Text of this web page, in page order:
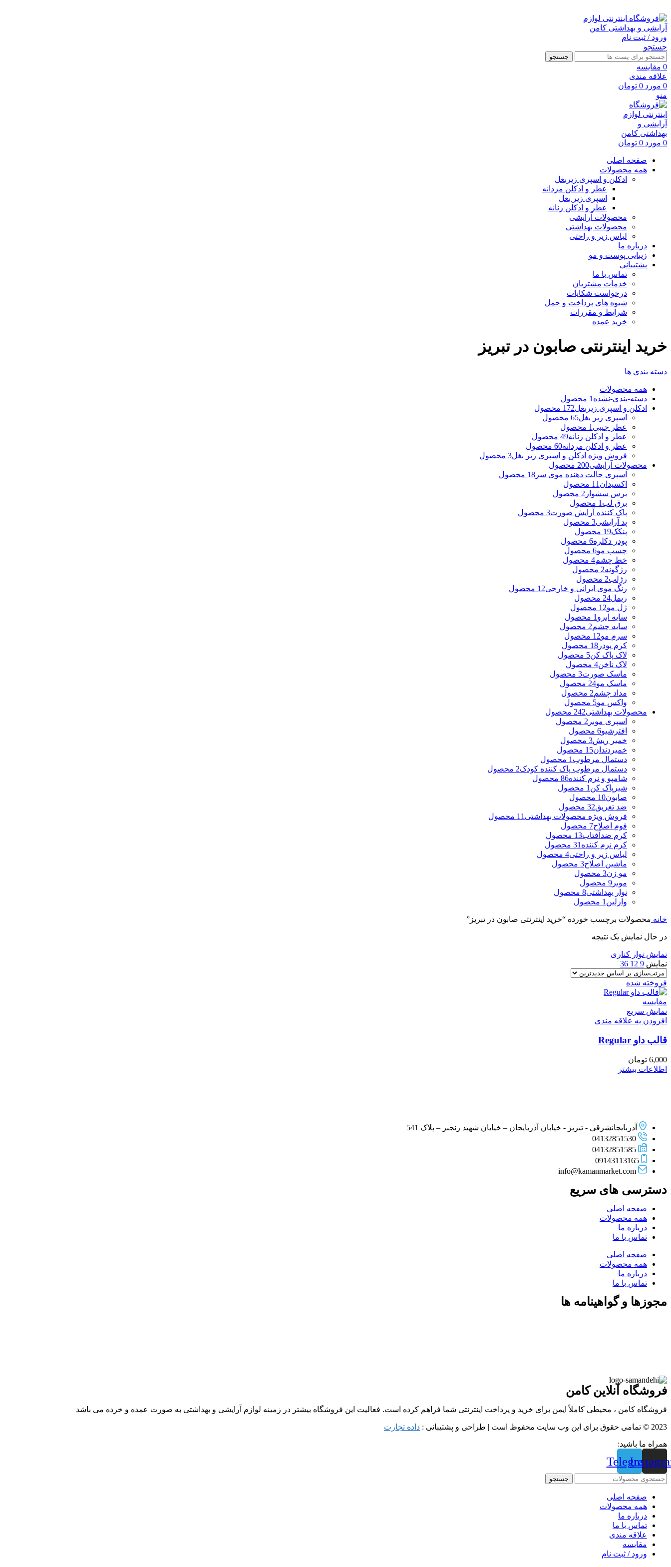
ورود / ثبت نام
جستجو
جستجو
0 مقايسه
علاقه مندی
0 مورد 0 تومان
منو
0 مورد 0 تومان
صفحه اصلی
همه محصولات
ادکلن و اسپری زیربغل
عطر و ادکلن مردانه
اسپری زیر بغل
عطر و ادکلن زنانه
محصولات آرایشی
محصولات بهداشتی
لباس زیر و راحتی
درباره ما
زیبایی پوست و مو
پشتیبانی
تماس با ما
خدمات مشتریان
درخواست شکایات
شیوه های پرداخت و حمل
شرایط و مقررات
خرید عمده
خرید اینترنتی صابون در تبریز
دسته بندی ها
همه محصولات
دسته-بندی-نشده 1 محصول
ادکلن و اسپری زیربغل172 محصول
اسپری زیر بغل65 محصول
عطر جیبی 1 محصول
عطر و ادکلن زنانه49 محصول
عطر و ادکلن مردانه60 محصول
فروش ویژه ادکلن و اسپری زیر بغل3 محصول
محصولات آرایشی200 محصول
اسپری حالت دهنده موی سر 18 محصول
اکسیدان 11 محصول
برس سشوار 2 محصول
برق لب 1 محصول
پاک کننده آرایش صورت3 محصول
پد آرایشی3 محصول
پنکک19 محصول
پودر دکلره6 محصول
چسب مو6 محصول
خط چشم4 محصول
رژگونه2 محصول
رژلب2 محصول
رنگ موی ایرانی و خارجی12 محصول
ریمل24 محصول
ژل مو12 محصول
سایه ابرو 1 محصول
سایه چشم2 محصول
سرم مو12 محصول
کرم پودر 18 محصول
لاک پاک کن5 محصول
لاک ناخن4 محصول
ماسک صورت3 محصول
ماسک مو24 محصول
مداد چشم2 محصول
واکس مو5 محصول
محصولات بهداشتی242 محصول
اسپری موبر 2 محصول
افترشیو6 محصول
خمیر ریش3 محصول
خمیردندان15 محصول
دستمال مرطوب 1 محصول
دستمال مرطوب پاک کننده کودک2 محصول
شامپو و نرم کننده86 محصول
شیرپاک کن 1 محصول
صابون10 محصول
ضد تعریق32 محصول
فروش ویژه محصولات بهداشتی 11 محصول
فوم اصلاح7 محصول
کرم ضدآفتاب13 محصول
کرم نرم کننده 31 محصول
لباس زیر و راحتی4 محصول
ماشین اصلاح3 محصول
مو زن3 محصول
موبر 9 محصول
نوار بهداشتی8 محصول
وازلین 1 محصول
خانه محصولات برچسب خورده “خرید اینترنتی صابون در تبریز”
در حال نمایش یک نتیجه
نمایش نوار کناری
نمایش 9
12
36
فروخته شده
مقايسه
نمایش سریع
افزودن به علاقه مندی
قالب داو Regular
6,000 تومان
اطلاعات بیشتر
آذربایجانشرقی - تبریز - خیابان آذربایجان – خیابان شهید رنجبر – پلاک 541
04132851530
04132851585
09143113165
info@kamanmarket.com
دسترسی های سریع
صفحه اصلی
همه محصولات
درباره ما
تماس با ما
صفحه اصلی
همه محصولات
درباره ما
تماس با ما
مجوزها و گواهینامه ها
فروشگاه آنلاین کامن
فروشگاه کامن ، محیطی کاملاً ایمن برای خرید و پرداخت اینترنتی شما فراهم کرده است. فعالیت این فروشگاه بیشتر در زمینه لوازم آرایشی و بهداشتی به صورت عمده و خرده می باشد
2023 © تمامی حقوق برای این وب سایت محفوظ است | طراحی و پشتیبانی :
داده تجارت
همراه ما باشید:
Telegram
جستجو
صفحه اصلی
همه محصولات
درباره ما
تماس با ما
علاقه مندی
مقايسه
ورود / ثبت نام